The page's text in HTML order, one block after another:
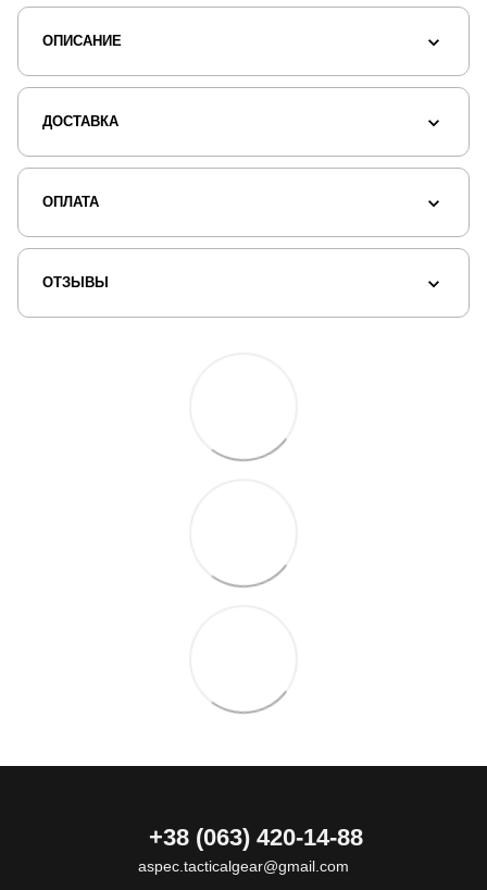
ОПИСАНИЕ
ДОСТАВКА
ОПЛАТА
ОТЗЫВЫ
+38 (063) 420-14-88
aspec.tacticalgear@gmail.com